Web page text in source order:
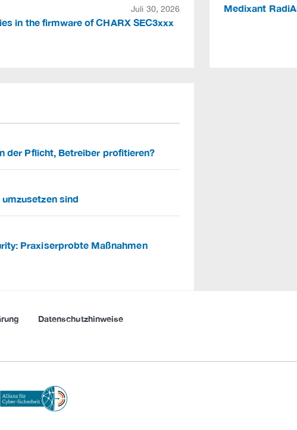
Juli 30, 2026
in the firmware of CHARX SEC3xxx
Medixant
der Pflicht, Betreiber profitieren?
sind
Praxiserprobte Maßnahmen
Datenschutzhinweise